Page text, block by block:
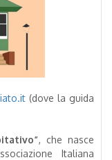
(dove la guida
, che nasce
Italiana